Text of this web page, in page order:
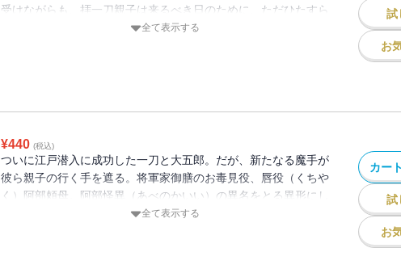
受けながらも、拝一刀親子は来るべき日のために、ただひたすら
全て表示する
試
お
¥440 (税込)
ついに江戸潜入に成功した一刀と大五郎。だが、新たなる魔手が
彼ら親子の行く手を遮る。将軍家御膳のお毒見役、唇役（くちや
く）阿部頼母。阿部怪異（あべのかいい）の異名をとる異形にし
てげに恐ろしき毒を駆使する男の卑劣な技に、狼親子の悲願は成
全て表示する
カー
試
お